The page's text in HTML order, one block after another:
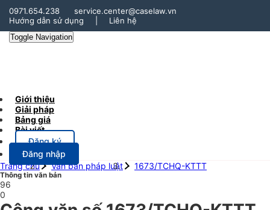
0971.654.238
service.center@caselaw.vn
Hướng dẫn sử dụng
Liên hệ
Toggle Navigation
Giới thiệu
Giải pháp
Bảng giá
Bài viết
Đăng ký
Đăng nhập
Trang chủ
Văn bản pháp luật 1673/TCHQ-KTTT
Thông tin văn bản
96
0